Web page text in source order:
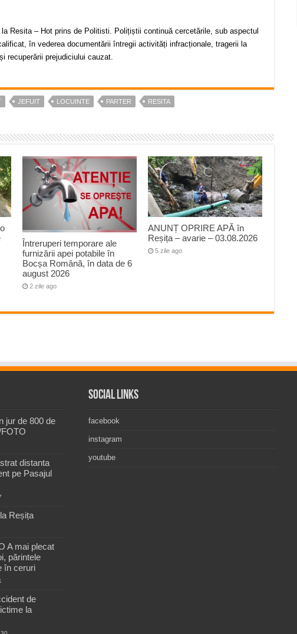
Resita – Hot prins de Politisti. Polițiștii continuă cercetările, sub aspectul
în vederea documentării întregii activități infracționale, tragerii la
recuperării prejudiciului cauzat.
JEFUIT LOCUINTE PARTER RESITA
Întreruperi temporare ale
furnizării apei potabile în
Bocșa Română, în data de 6
august 2026
2 zile ago
ANUNȚ OPRIRE APĂ în
Reșița – avarie – 03.08.2026
5 zile ago
jur de 800 de
distanta
pe Pasajul
Reșița
A mai plecat
părintele
în ceruri
de
la
Social Links
facebook
instagram
youtube